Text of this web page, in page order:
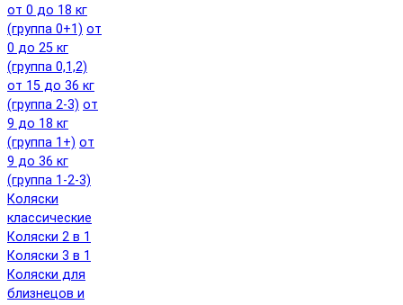
от 0 до 18 кг
(группа 0+1) от
0 до 25 кг
(группа 0,1,2)
от 15 до 36 кг
(группа 2-3) от
9 до 18 кг
(группа 1+) от
9 до 36 кг
(группа 1-2-3)
Коляски
классические
Коляски 2 в 1
Коляски 3 в 1
Коляски для
близнецов и